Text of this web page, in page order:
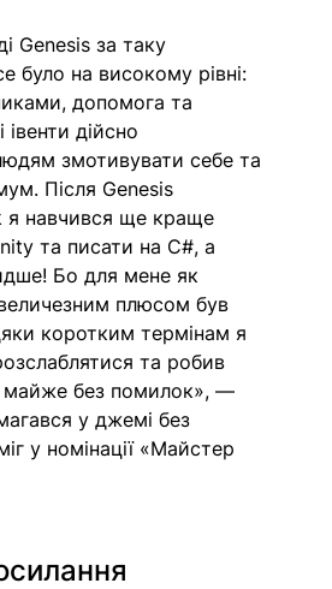
Genesis за таку
було на високому рівні:
допомога та
івенти дійсно
змотивувати себе та
Після Genesis
я навчився ще краще
та писати на С#, а
Бо для мене як
плюсом був
коротким термінам я
та робив
майже без помилок», —
у джемі без
у номінації «Майстер